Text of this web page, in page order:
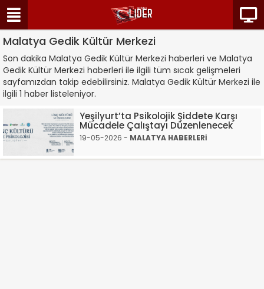
Malatya Gedik Kültür Merkezi
Son dakika Malatya Gedik Kültür Merkezi haberleri ve Malatya
Gedik Kültür Merkezi haberleri ile ilgili tüm sıcak gelişmeleri
sayfamızdan takip edebilirsiniz. Malatya Gedik Kültür Merkezi ile
ilgili 1 haber listeleniyor.
Yeşilyurt’ta Psikolojik Şiddete Karşı
Mücadele Çalıştayı Düzenlenecek
19-05-2026 - MALATYA HABERLERİ